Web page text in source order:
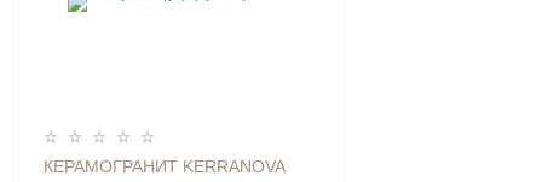
КЕРАМОГРАНИТ KERRANOVA